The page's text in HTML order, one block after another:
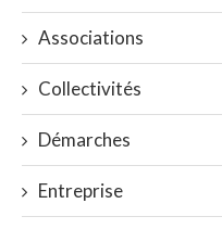
Associations
Collectivités
Démarches
Entreprise